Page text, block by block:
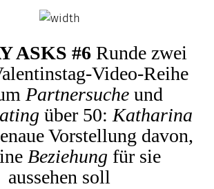
ASKS #6 Runde zwei
Video-Reihe
Partnersuche und
über 50: Katharina
Vorstellung davon,
Beziehung für sie
aussehen soll